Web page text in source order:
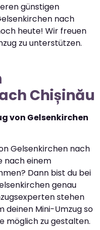
günstigen
nach
heute! Wir freuen
zu unterstützen.
Chișinău
von Gelsenkirchen
Gelsenkirchen nach
nach einem
Dann bist du bei
genau
stehen
deinen Mini-Umzug so
möglich zu gestalten.